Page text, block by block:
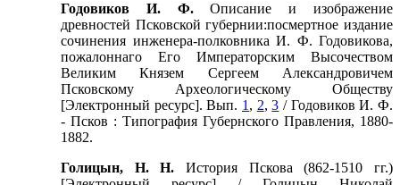
Годовиков И. Ф.Описание и изображение
древностей Псковской губернии:посмертное издание
сочинения инженера-полковника И. Ф. Годовикова,
пожалоннаго Его Императорским Высочеством
Великим Князем Сергеем Александровичем
Псковскому Археологическому Обществу
[Электронный ресурс]. Вып. 1 , 2,3 / Годовиков И. Ф.
- Псков : Типография Губернского Правления, 1880-
1882.
Голицын, Н. Н. История Пскова (862-1510 гг.)